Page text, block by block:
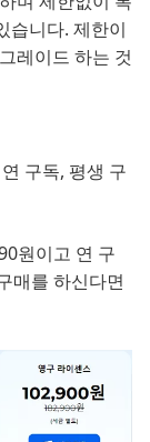
습니다. 제한이
레이드 하는 것
구독, 평생 구
원이고 연 구
매를 하신다면